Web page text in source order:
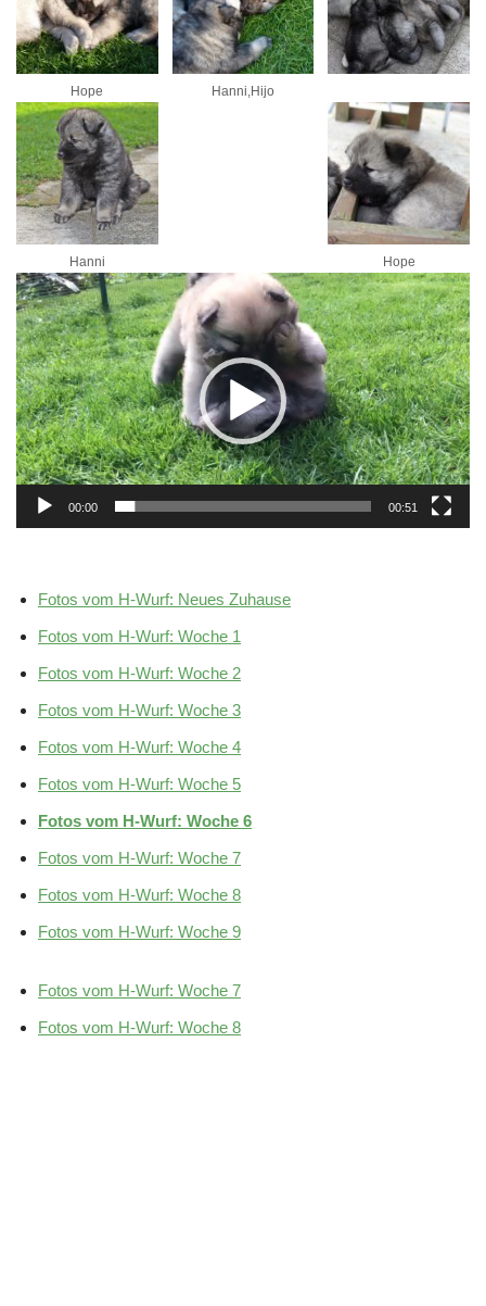
Hope Hanni,Hijo
Hanni Hope
Video-
Player
00:00 00:51
Fotos vom H-Wurf: Neues Zuhause
Fotos vom H-Wurf: Woche 1
Fotos vom H-Wurf: Woche 2
Fotos vom H-Wurf: Woche 3
Fotos vom H-Wurf: Woche 4
Fotos vom H-Wurf: Woche 5
Fotos vom H-Wurf: Woche 6
Fotos vom H-Wurf: Woche 7
Fotos vom H-Wurf: Woche 8
Fotos vom H-Wurf: Woche 9
Fotos vom H-Wurf: Woche 7
Fotos vom H-Wurf: Woche 8